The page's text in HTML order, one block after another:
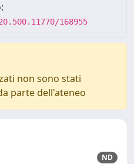
168955
non sono stati
parte dell'ateneo
ND